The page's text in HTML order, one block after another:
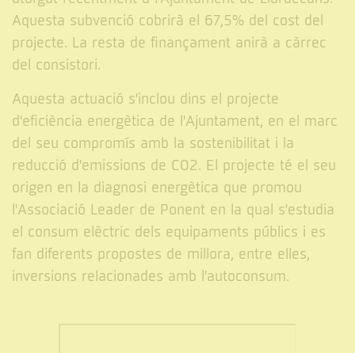
Aquesta subvenció cobrirà el 67,5% del cost del
projecte. La resta de finançament anirà a càrrec
del consistori.
Aquesta actuació s'inclou dins el projecte
d'eficiència energètica de l'Ajuntament, en el marc
del seu compromís amb la sostenibilitat i la
reducció d'emissions de CO2. El projecte té el seu
origen en la diagnosi energètica que promou
l'Associació Leader de Ponent en la qual s'estudia
el consum elèctric dels equipaments públics i es
fan diferents propostes de millora, entre elles,
inversions relacionades amb l'autoconsum.